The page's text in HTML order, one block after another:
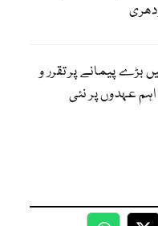
بڑے پیمانے پر تقرر و
عہدوں پر نئی